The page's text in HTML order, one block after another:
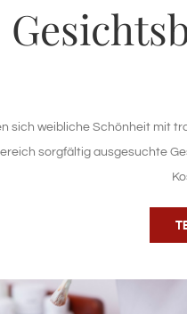
sich weibliche Schönheit mit
sorgfältig ausgesuchte